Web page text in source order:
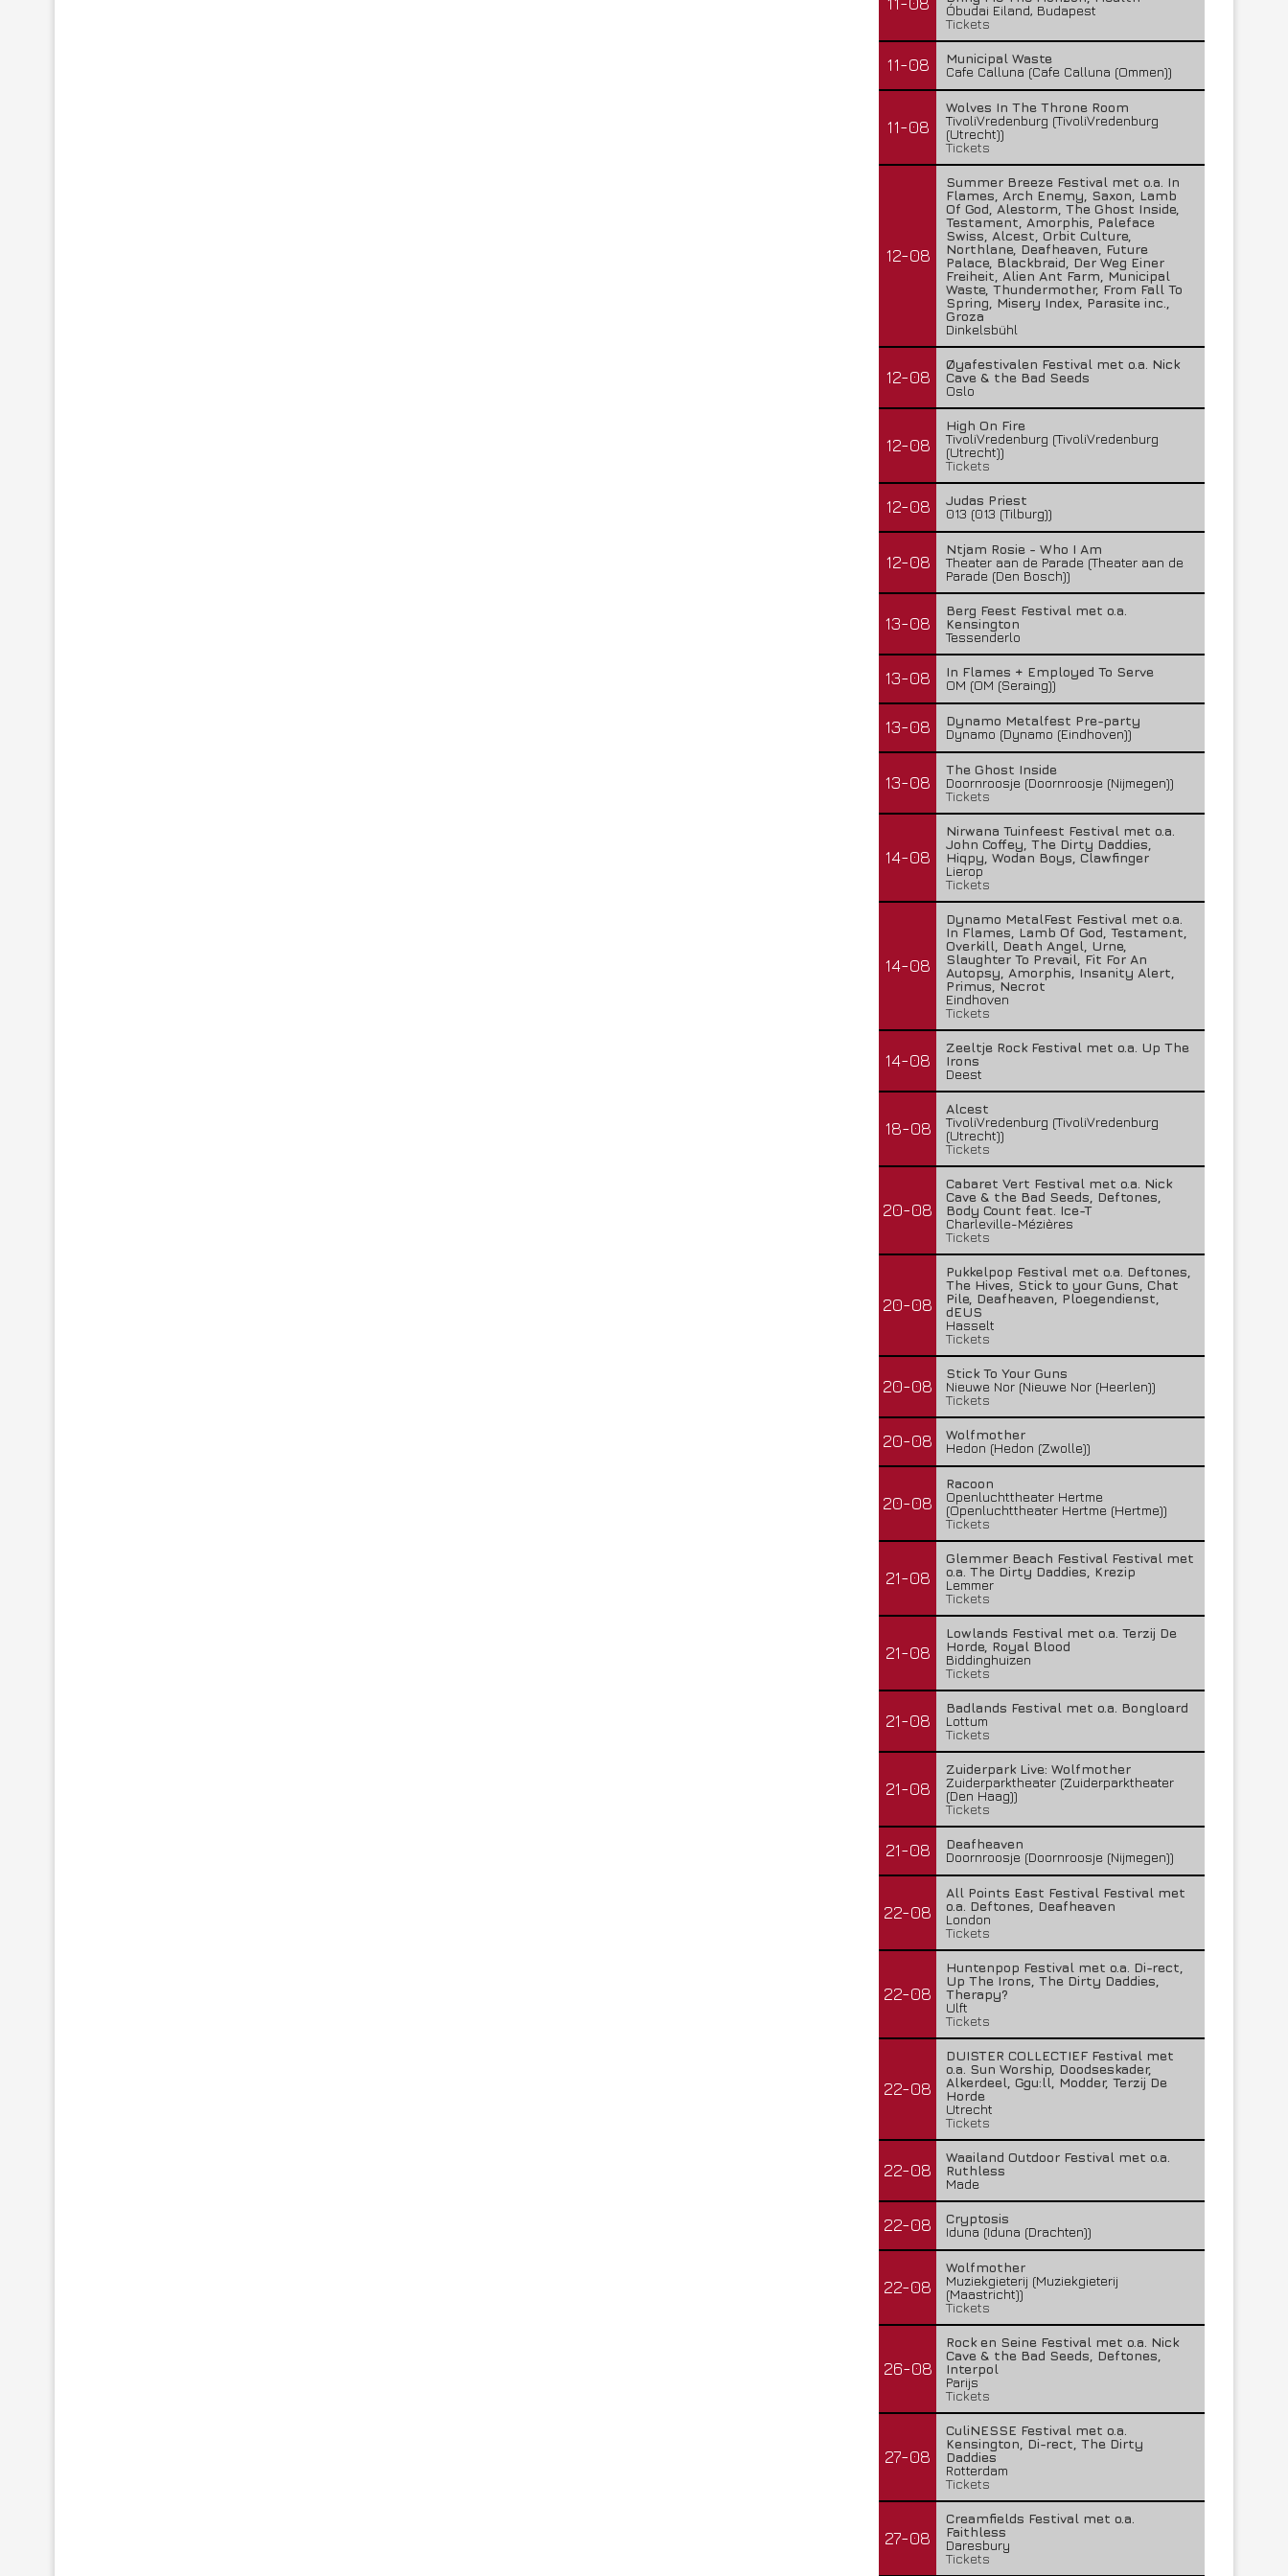
Óbudai Eiland, Budapest
Tickets
11-08
Municipal Waste
Cafe Calluna (Cafe Calluna (Ommen))
11-08
Wolves In The Throne Room
TivoliVredenburg (TivoliVredenburg
(Utrecht))
Tickets
12-08
Summer Breeze Festival met o.a. In
Flames, Arch Enemy, Saxon, Lamb
Of God, Alestorm, The Ghost Inside,
Testament, Amorphis, Paleface
Swiss, Alcest, Orbit Culture,
Northlane, Deafheaven, Future
Palace, Blackbraid, Der Weg Einer
Freiheit, Alien Ant Farm, Municipal
Waste, Thundermother, From Fall To
Spring, Misery Index, Parasite inc.,
Groza
Dinkelsbühl
12-08
Øyafestivalen Festival met o.a. Nick
Cave & the Bad Seeds
Oslo
12-08
High On Fire
TivoliVredenburg (TivoliVredenburg
(Utrecht))
Tickets
12-08
Judas Priest
013 (013 (Tilburg))
12-08
Ntjam Rosie - Who I Am
Theater aan de Parade (Theater aan de
Parade (Den Bosch))
13-08
Berg Feest Festival met o.a.
Kensington
Tessenderlo
13-08
In Flames + Employed To Serve
OM (OM (Seraing))
13-08
Dynamo Metalfest Pre-party
Dynamo (Dynamo (Eindhoven))
13-08
The Ghost Inside
Doornroosje (Doornroosje (Nijmegen))
Tickets
14-08
Nirwana Tuinfeest Festival met o.a.
John Coffey, The Dirty Daddies,
Hiqpy, Wodan Boys, Clawfinger
Lierop
Tickets
14-08
Dynamo MetalFest Festival met o.a.
In Flames, Lamb Of God, Testament,
Overkill, Death Angel, Urne,
Slaughter To Prevail, Fit For An
Autopsy, Amorphis, Insanity Alert,
Primus, Necrot
Eindhoven
Tickets
14-08
Zeeltje Rock Festival met o.a. Up The
Irons
Deest
18-08
Alcest
TivoliVredenburg (TivoliVredenburg
(Utrecht))
Tickets
20-08
Cabaret Vert Festival met o.a. Nick
Cave & the Bad Seeds, Deftones,
Body Count feat. Ice-T
Charleville-Mézières
Tickets
20-08
Pukkelpop Festival met o.a. Deftones,
The Hives, Stick to your Guns, Chat
Pile, Deafheaven, Ploegendienst,
dEUS
Hasselt
Tickets
20-08
Stick To Your Guns
Nieuwe Nor (Nieuwe Nor (Heerlen))
Tickets
20-08
Wolfmother
Hedon (Hedon (Zwolle))
20-08
Racoon
Openluchttheater Hertme
(Openluchttheater Hertme (Hertme))
Tickets
21-08
Glemmer Beach Festival Festival met
o.a. The Dirty Daddies, Krezip
Lemmer
Tickets
21-08
Lowlands Festival met o.a. Terzij De
Horde, Royal Blood
Biddinghuizen
Tickets
21-08
Badlands Festival met o.a. Bongloard
Lottum
Tickets
21-08
Zuiderpark Live: Wolfmother
Zuiderparktheater (Zuiderparktheater
(Den Haag))
Tickets
21-08
Deafheaven
Doornroosje (Doornroosje (Nijmegen))
22-08
All Points East Festival Festival met
o.a. Deftones, Deafheaven
London
Tickets
22-08
Huntenpop Festival met o.a. Di-rect,
Up The Irons, The Dirty Daddies,
Therapy?
Ulft
Tickets
22-08
DUISTER COLLECTIEF Festival met
o.a. Sun Worship, Doodseskader,
Alkerdeel, Ggu:ll, Modder, Terzij De
Horde
Utrecht
Tickets
22-08
Waailand Outdoor Festival met o.a.
Ruthless
Made
22-08
Cryptosis
Iduna (Iduna (Drachten))
22-08
Wolfmother
Muziekgieterij (Muziekgieterij
(Maastricht))
Tickets
26-08
Rock en Seine Festival met o.a. Nick
Cave & the Bad Seeds, Deftones,
Interpol
Parijs
Tickets
27-08
CuliNESSE Festival met o.a.
Kensington, Di-rect, The Dirty
Daddies
Rotterdam
Tickets
27-08
Creamfields Festival met o.a.
Faithless
Daresbury
Tickets